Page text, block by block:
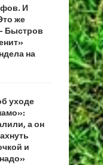
И
же
Быстров
на
уходе
а он
и